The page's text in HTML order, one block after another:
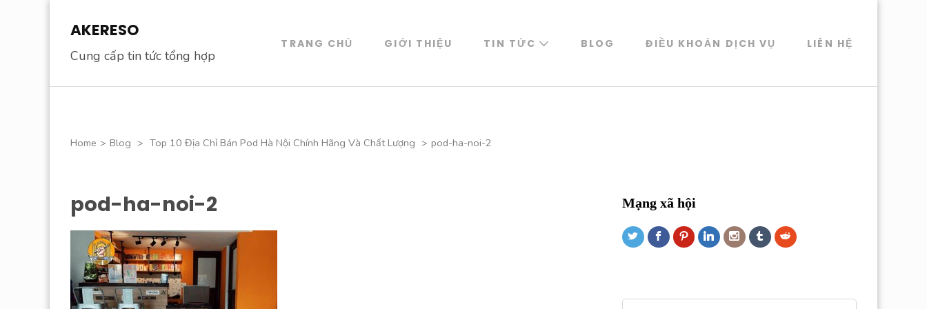
content
Enter)
AKERESO
Cung cấp tin tức tổng hợp
TRANG CHỦ GIỚI THIỆU TIN TỨC BLOG ĐIỀU KHOẢN DỊCH VỤ LIÊN HỆ
Home > Blog > Top 10 Địa Chỉ Bán Pod Hà Nội Chính Hãng Và Chất Lượng > pod-ha-noi-2
pod-ha-noi-2 Mạng xã hội